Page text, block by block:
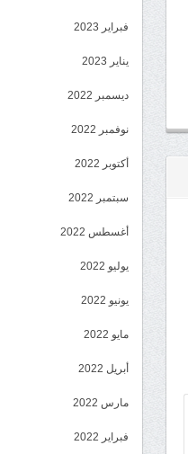
فبراير 2023
يناير 2023
ديسمبر 2022
نوفمبر 2022
أكتوبر 2022
سبتمبر 2022
أغسطس 2022
يوليو 2022
يونيو 2022
مايو 2022
أبريل 2022
مارس 2022
فبراير 2022